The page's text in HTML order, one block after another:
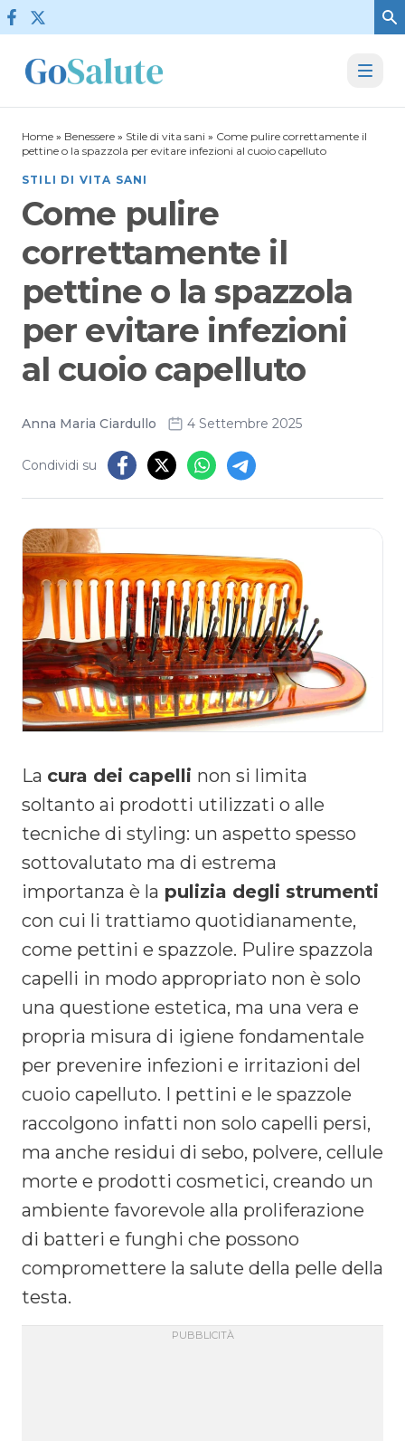
Vai al contenuto
Home » Benessere » Stile di vita sani » Come pulire correttamente il
pettine o la spazzola per evitare infezioni al cuoio capelluto
STILI DI VITA SANI
Come pulire
correttamente il
pettine o la spazzola
per evitare infezioni
al cuoio capelluto
Anna Maria Ciardullo 4 Settembre 2025
Condividi su
La cura dei capelli non si limita
soltanto ai prodotti utilizzati o alle
tecniche di styling: un aspetto spesso
sottovalutato ma di estrema
importanza è la pulizia degli strumenti
con cui li trattiamo quotidianamente,
come pettini e spazzole. Pulire spazzola
capelli in modo appropriato non è solo
una questione estetica, ma una vera e
propria misura di igiene fondamentale
per prevenire infezioni e irritazioni del
cuoio capelluto. I pettini e le spazzole
raccolgono infatti non solo capelli persi,
ma anche residui di sebo, polvere, cellule
morte e prodotti cosmetici, creando un
ambiente favorevole alla proliferazione
di batteri e funghi che possono
compromettere la salute della pelle della
testa.